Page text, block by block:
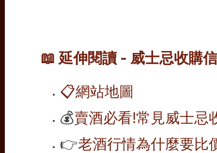
📖 延伸閱讀 - 威士忌收購
📋網站地圖
💰賣酒必看!常見威士忌
👉老酒行情為什麼要比